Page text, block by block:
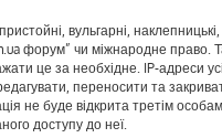
вульгарні,
форум” чи міжнародне право.
це за необхідне. IP-адреси
переносити та
не буде відкрита третім
доступу до неї.